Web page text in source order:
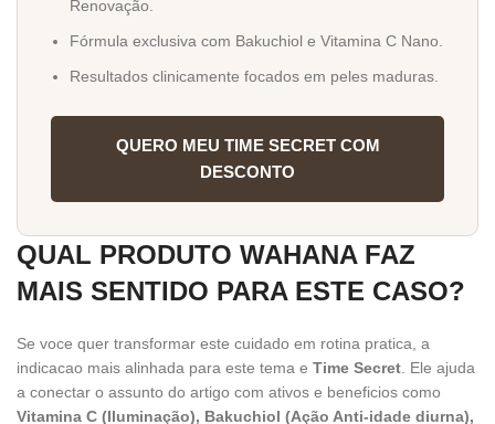
Renovação.
Fórmula exclusiva com Bakuchiol e Vitamina C Nano.
Resultados clinicamente focados em peles maduras.
QUERO MEU TIME SECRET COM
DESCONTO
QUAL PRODUTO WAHANA FAZ
MAIS SENTIDO PARA ESTE CASO?
Se voce quer transformar este cuidado em rotina pratica, a
indicacao mais alinhada para este tema e Time Secret . Ele ajuda
a conectar o assunto do artigo com ativos e beneficios como
Vitamina C (Iluminação), Bakuchiol (Ação Anti-idade diurna),